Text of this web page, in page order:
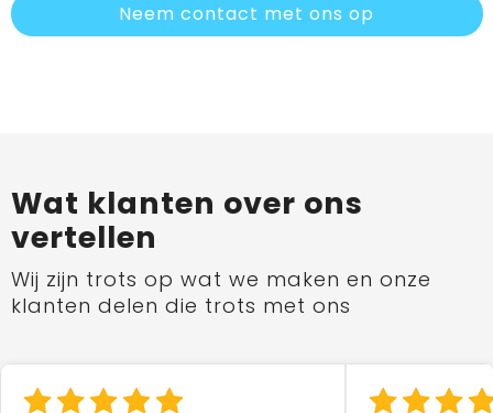
Neem contact met ons op
Wat klanten over ons
vertellen
Wij zijn trots op wat we maken en onze
klanten delen die trots met ons